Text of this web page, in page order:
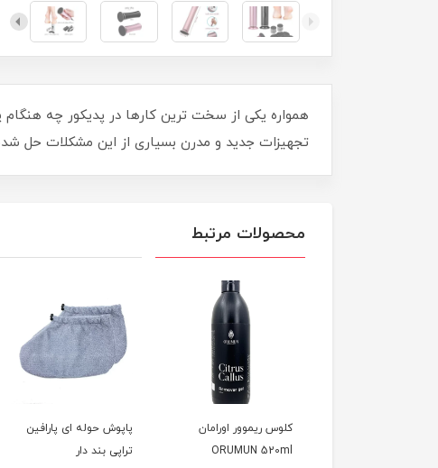
همواره یکی از سخت ترین کارها در پدیکور چه
تجهیزات جدید و مدرن بسیاری از این مشکلات حل
محصولات مرتبط
کلوس ریموور اورامان
ORUMUN 520ml
پاپوش حوله ای پارافین
تراپی بند دار